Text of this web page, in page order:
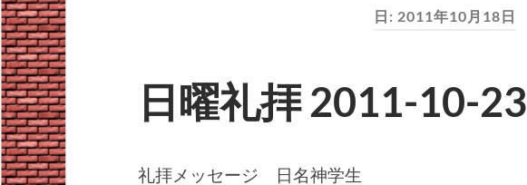
日: 2011年10月18日
日曜礼拝 2011-10-23
礼拝メッセージ 日名神学生